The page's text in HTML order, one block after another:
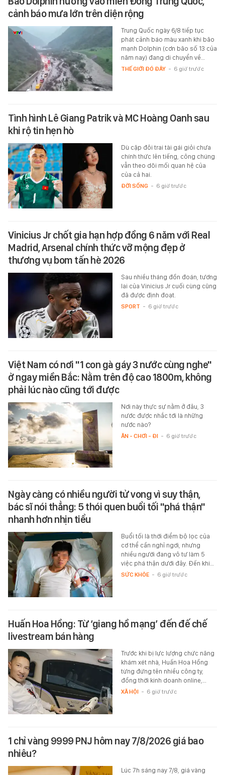
cảnh báo mưa lớn trên diện rộng
Trung Quốc ngày 6/8 tiếp tục
phát cảnh báo màu xanh khi bão
mạnh Dolphin (cơn bão số 13 của
năm nay) đang di chuyển về…
THẾ GIỚI ĐÓ ĐÂY - 6 giờ trước
Tình hình Lê Giang Patrik và MC Hoàng Oanh sau
khi rộ tin hẹn hò
Dù cặp đôi trai tài gái giỏi chưa
chính thức lên tiếng, công chúng
vẫn theo dõi mối quan hệ của
của cả hai.
ĐỜI SỐNG - 6 giờ trước
Vinicius Jr chốt gia hạn hợp đồng 6 năm với Real
Madrid, Arsenal chính thức vỡ mộng đẹp ở
thương vụ bom tấn hè 2026
Sau nhiều tháng đồn đoán, tương
lai của Vinicius Jr cuối cùng cũng
đã được định đoạt.
SPORT - 6 giờ trước
Việt Nam có nơi "1 con gà gáy 3 nước cùng nghe"
ở ngay miền Bắc: Nằm trên độ cao 1800m, không
phải lúc nào cũng tới được
Nơi này thực sự nằm ở đâu, 3
nước được nhắc tới là những
nước nào?
ĂN - CHƠI - ĐI - 6 giờ trước
Ngày càng có nhiều người tử vong vì suy thận,
bác sĩ nói thẳng: 5 thói quen buổi tối "phá thận"
nhanh hơn nhịn tiểu
Buổi tối là thời điểm bộ lọc của
cơ thể cần nghỉ ngơi, nhưng
nhiều người đang vô tư làm 5
việc phá thận dưới đây. Đến khi…
SỨC KHỎE - 6 giờ trước
Huấn Hoa Hồng: Từ ‘giang hồ mạng’ đến đế chế
livestream bán hàng
Trước khi bị lực lượng chức năng
khám xét nhà, Huấn Hoa Hồng
từng đứng tên nhiều công ty,
đồng thời kinh doanh online,…
XÃ HỘI - 6 giờ trước
1 chỉ vàng 9999 PNJ hôm nay 7/8/2026 giá bao
nhiêu?
Lúc 7h sáng nay 7/8, giá vàng